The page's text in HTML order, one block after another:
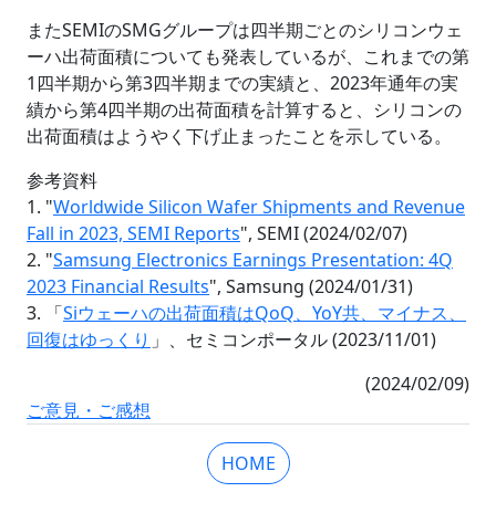
またSEMIのSMGグループは四半期ごとのシリコンウェ
ーハ出荷面積についても発表しているが、これまでの第
1四半期から第3四半期までの実績と、2023年通年の実
績から第4四半期の出荷面積を計算すると、シリコンの
出荷面積はようやく下げ止まったことを示している。
参考資料
1. "Worldwide Silicon Wafer Shipments and Revenue
Fall in 2023, SEMI Reports", SEMI (2024/02/07)
2. "Samsung Electronics Earnings Presentation: 4Q
2023 Financial Results", Samsung (2024/01/31)
3. 「Siウェーハの出荷面積はQoQ、YoY共、マイナス、
回復はゆっくり 」、セミコンポータル (2023/11/01)
(2024/02/09)
ご意見・ご感想
HOME